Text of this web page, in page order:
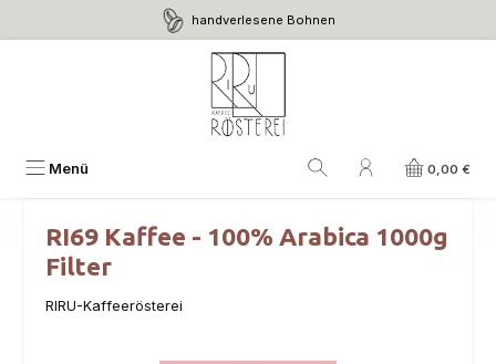
Zum Hauptinhalt springen handverlesene Bohnen
Menü 0,00 €
RI69 Kaffee - 100% Arabica 1000g
Filter
RIRU-Kaffeerösterei